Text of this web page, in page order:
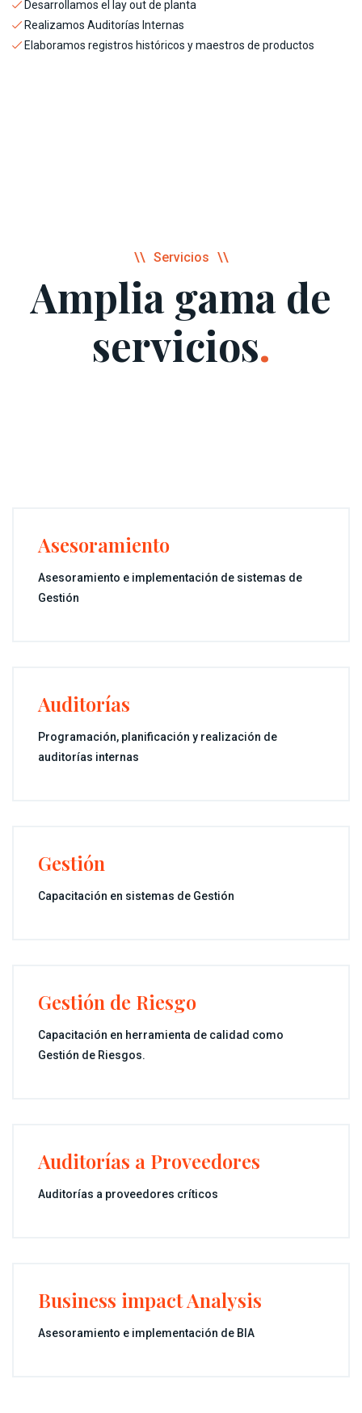
Desarrollamos el lay out de planta
Realizamos Auditorías Internas
Elaboramos registros históricos y maestros de productos
Servicios
Amplia gama de
servicios.
Asesoramiento
Asesoramiento e implementación de sistemas de
Gestión
Auditorías
Programación, planificación y realización de
auditorías internas
Gestión
Capacitación en sistemas de Gestión
Gestión de Riesgo
Capacitación en herramienta de calidad como
Gestión de Riesgos.
Auditorías a Proveedores
Auditorías a proveedores críticos
Business impact Analysis
Asesoramiento e implementación de BIA